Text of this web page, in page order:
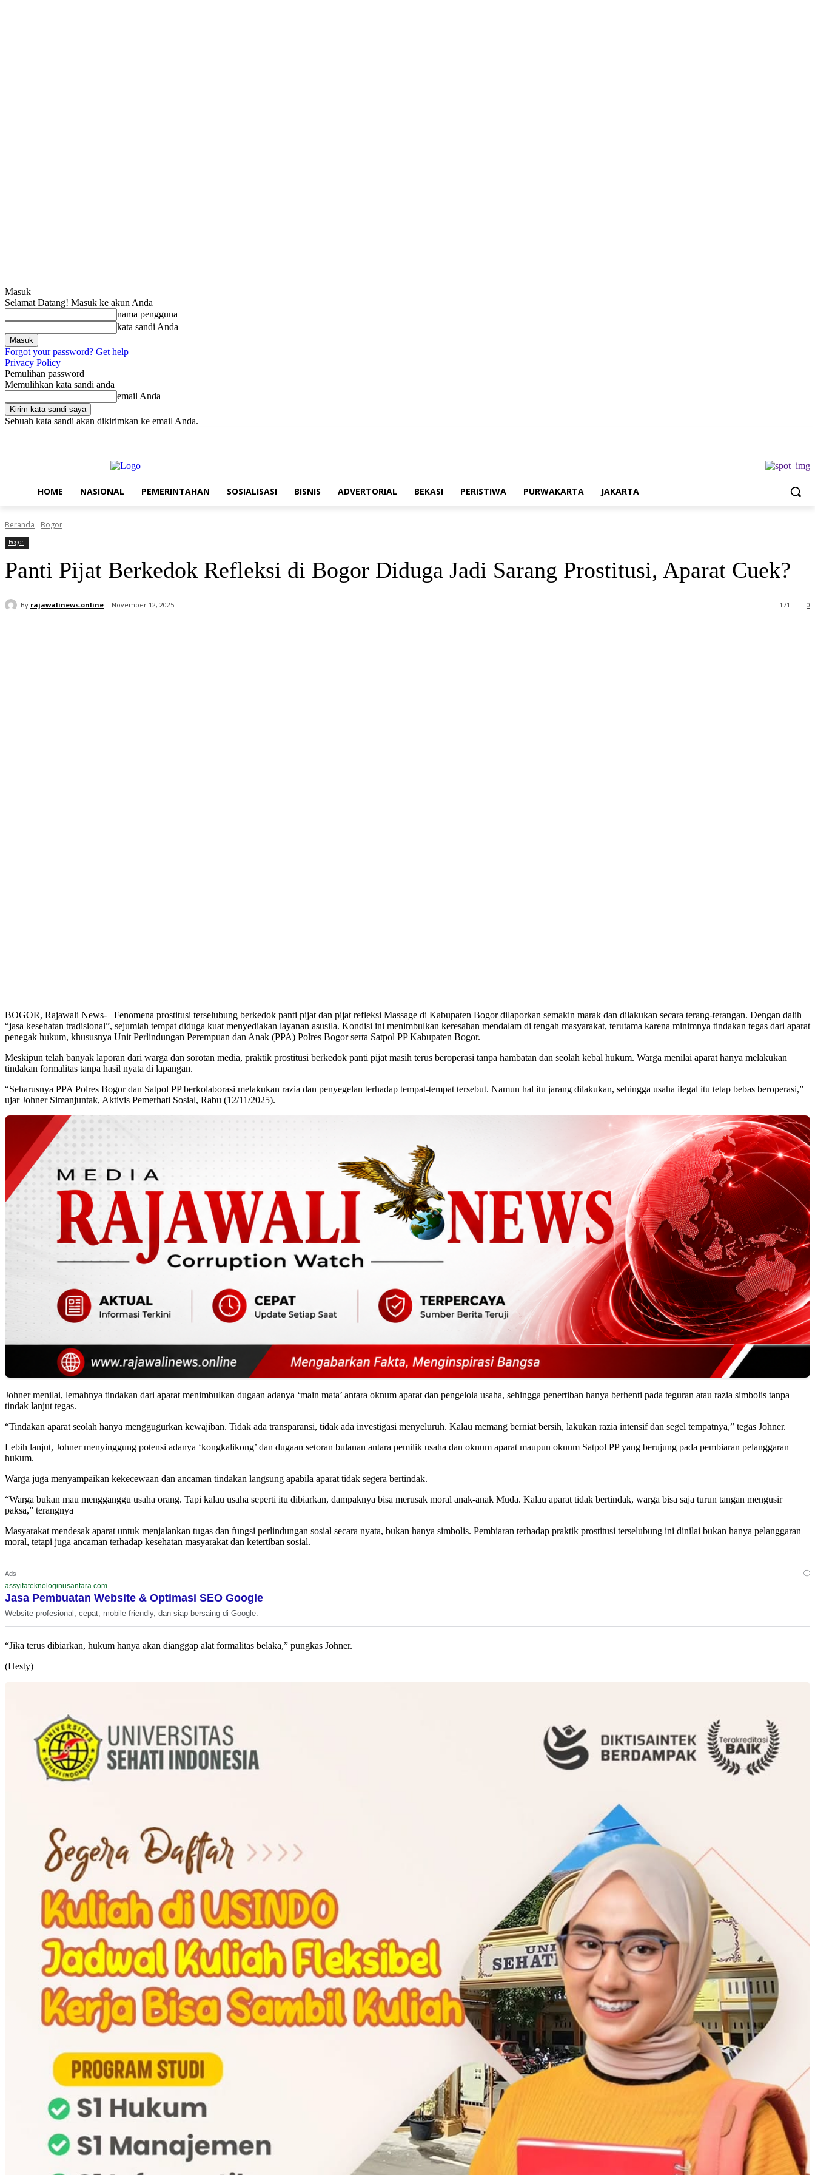
Masuk
Selamat Datang! Masuk ke akun Anda
nama pengguna
kata sandi Anda
Forgot your password? Get help
Privacy Policy
Pemulihan password
Memulihkan kata sandi anda
email Anda
Sebuah kata sandi akan dikirimkan ke email Anda.
HOME NASIONAL PEMERINTAHAN SOSIALISASI BISNIS ADVERTORIAL BEKASI PERISTIWA PURWAKARTA JAKARTA
Beranda Bogor
Bogor
Panti Pijat Berkedok Refleksi di Bogor Diduga Jadi Sarang Prostitusi, Aparat Cuek?
By rajawalinews.online November 12, 2025 0
171
BOGOR, Rajawali News-– Fenomena prostitusi terselubung berkedok panti pijat dan pijat refleksi Massage di Kabupaten Bogor dilaporkan semakin marak dan dilakukan secara terang-terangan. Dengan dalih
“jasa kesehatan tradisional”, sejumlah tempat diduga kuat menyediakan layanan asusila. Kondisi ini menimbulkan keresahan mendalam di tengah masyarakat, terutama karena minimnya tindakan tegas dari aparat
penegak hukum, khususnya Unit Perlindungan Perempuan dan Anak (PPA) Polres Bogor serta Satpol PP Kabupaten Bogor.
Meskipun telah banyak laporan dari warga dan sorotan media, praktik prostitusi berkedok panti pijat masih terus beroperasi tanpa hambatan dan seolah kebal hukum. Warga menilai aparat hanya melakukan
tindakan formalitas tanpa hasil nyata di lapangan.
“Seharusnya PPA Polres Bogor dan Satpol PP berkolaborasi melakukan razia dan penyegelan terhadap tempat-tempat tersebut. Namun hal itu jarang dilakukan, sehingga usaha ilegal itu tetap bebas beroperasi,”
ujar Johner Simanjuntak, Aktivis Pemerhati Sosial, Rabu (12/11/2025).
Johner menilai, lemahnya tindakan dari aparat menimbulkan dugaan adanya ‘main mata’ antara oknum aparat dan pengelola usaha, sehingga penertiban hanya berhenti pada teguran atau razia simbolis tanpa
tindak lanjut tegas.
“Tindakan aparat seolah hanya menggugurkan kewajiban. Tidak ada transparansi, tidak ada investigasi menyeluruh. Kalau memang berniat bersih, lakukan razia intensif dan segel tempatnya,” tegas Johner.
Lebih lanjut, Johner menyinggung potensi adanya ‘kongkalikong’ dan dugaan setoran bulanan antara pemilik usaha dan oknum aparat maupun oknum Satpol PP yang berujung pada pembiaran pelanggaran
hukum.
Warga juga menyampaikan kekecewaan dan ancaman tindakan langsung apabila aparat tidak segera bertindak.
“Warga bukan mau mengganggu usaha orang. Tapi kalau usaha seperti itu dibiarkan, dampaknya bisa merusak moral anak-anak Muda. Kalau aparat tidak bertindak, warga bisa saja turun tangan mengusir
paksa,” terangnya
Masyarakat mendesak aparat untuk menjalankan tugas dan fungsi perlindungan sosial secara nyata, bukan hanya simbolis. Pembiaran terhadap praktik prostitusi terselubung ini dinilai bukan hanya pelanggaran
moral, tetapi juga ancaman terhadap kesehatan masyarakat dan ketertiban sosial.
Ads ⓘ
assyifateknologinusantara.com
Jasa Pembuatan Website & Optimasi SEO Google
Website profesional, cepat, mobile-friendly, dan siap bersaing di Google.
“Jika terus dibiarkan, hukum hanya akan dianggap alat formalitas belaka,” pungkas Johner.
(Hesty)